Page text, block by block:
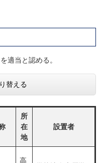
適当と認める。
替える
所
在
地
設置者
高